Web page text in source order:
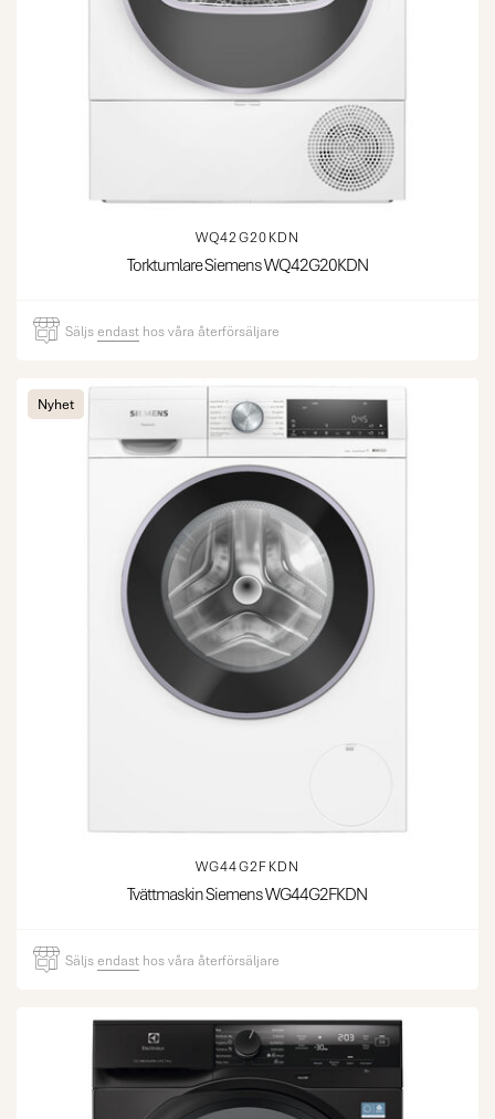
WQ42G20KDN
Torktumlare Siemens WQ42G20KDN
Säljsendast hos våra återförsäljare
Nyhet
WG44G2FKDN
Tvättmaskin Siemens WG44G2FKDN
Säljsendast hos våra återförsäljare